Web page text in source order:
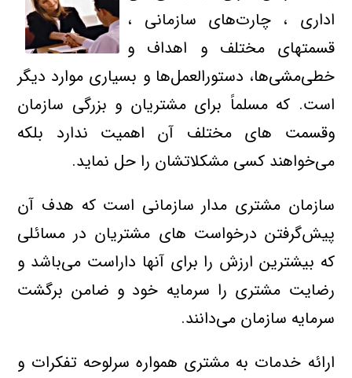
اداری ، چارت‌های سازمانی ،
قسمتهای مختلف و اهداف و
خطی‌مشی‌ها، دستورالعمل‌ها و بسیاری موارد دیگر
است. که مسلماً برای مشتریان و بزرگی سازمان
وقسمت های مختلف آن اهمیت ندارد بلکه
می‌خواهند کسی مشکلاتشان را حل نماید.
سازمان مشتری مدار سازمانی است که هدف آن
پیش‌گرفتن درخواست‌ های مشتریان در مسائلی
که بیشترین ارزش را برای آنها داراست می‌باشد و
رضایت مشتری را سرمایه خود و ضامن برگشت
سرمایه سازمان می‌دانند.
ارائه خدمات به مشتری همواره سرلوحه تفکرات و